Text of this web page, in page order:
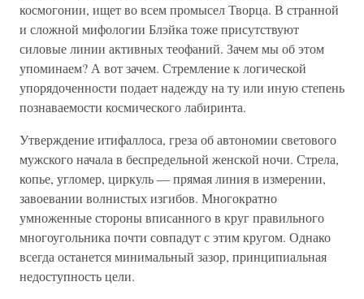
космогонии, ищет во всем промысел Творца. В странной
и сложной мифологии Блэйка тоже присутствуют
силовые линии активных теофаний. Зачем мы об этом
упоминаем? А вот зачем. Стремление к логической
упорядоченности подает надежду на ту или иную степень
познаваемости космического лабиринта.
Утверждение итифаллоса, греза об автономии светового
мужского начала в беспредельной женской ночи. Стрела,
копье, угломер, циркуль — прямая линия в измерении,
завоевании волнистых изгибов. Многократно
умноженные стороны вписанного в круг правильного
многоугольника почти совпадут с этим кругом. Однако
всегда останется минимальный зазор, принципиальная
недоступность цели.